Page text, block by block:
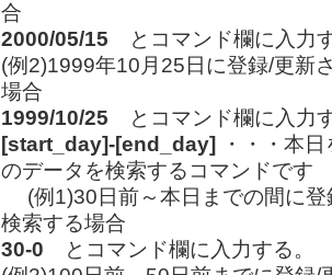
合
2000/05/15 とコマンド欄に入力
(例2)1999年10月25日に登録/更新
場合
1999/10/25 とコマンド欄に入力
[start_day]-[end_day]
・・・本
のデータを検索するコマンドです
(例1)30日前～本日までの間に登
検索する場合
30-0 とコマンド欄に入力する。